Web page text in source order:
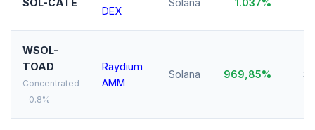
SOL-CATE
DEX
Solana 1.037%
WSOL-
TOAD
Concentrated
- 0.8%
Raydium
AMM
Solana 969,85%